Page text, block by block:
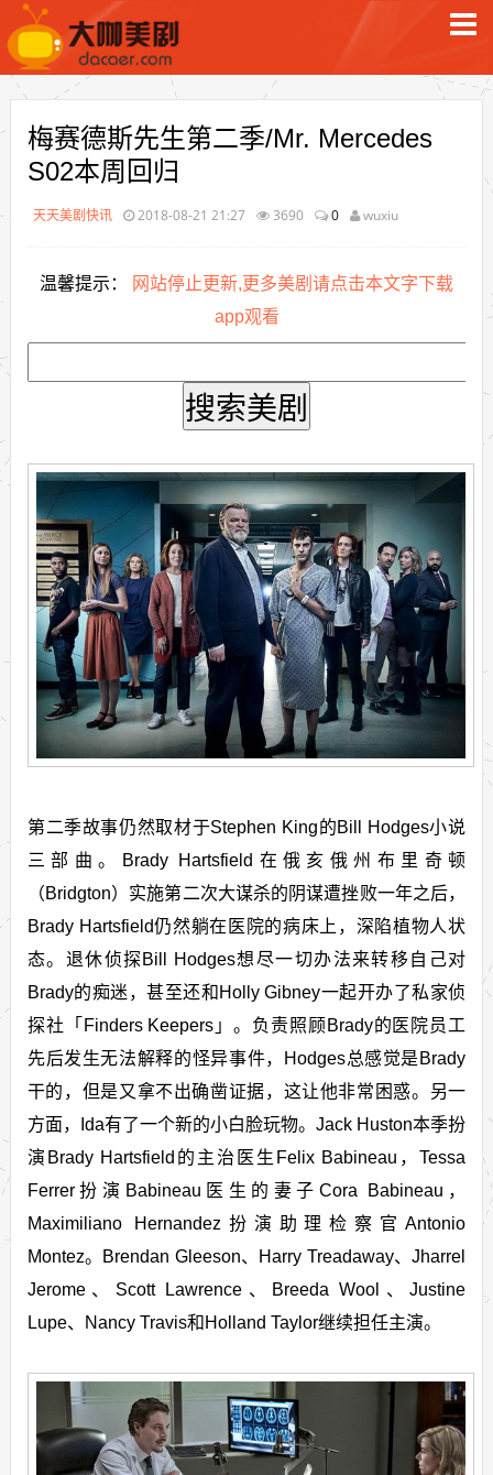
梅赛德斯先生第二季/Mr. Mercedes
S02本周回归
天天美剧快讯 2018-08-21 21:27 3690 0 wuxiu
温馨提示：
网站停止更新,更多美剧请点击本文字下载
app观看
第二季故事仍然取材于Stephen King的Bill Hodges小说
三部曲。Brady Hartsfield在俄亥俄州布里奇顿
（Bridgton）实施第二次大谋杀的阴谋遭挫败一年之后，
Brady Hartsfield仍然躺在医院的病床上，深陷植物人状
态。退休侦探Bill Hodges想尽一切办法来转移自己对
Brady的痴迷，甚至还和Holly Gibney一起开办了私家侦
探社「Finders Keepers」。负责照顾Brady的医院员工
先后发生无法解释的怪异事件，Hodges总感觉是Brady
干的，但是又拿不出确凿证据，这让他非常困惑。另一
方面，Ida有了一个新的小白脸玩物。Jack Huston本季扮
演Brady Hartsfield的主治医生Felix Babineau，Tessa
Ferrer扮演Babineau医生的妻子Cora Babineau，
Maximiliano Hernandez扮演助理检察官Antonio
Montez。Brendan Gleeson、Harry Treadaway、Jharrel
Jerome、Scott Lawrence、Breeda Wool、Justine
Lupe、Nancy Travis和Holland Taylor继续担任主演。